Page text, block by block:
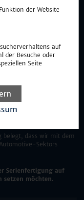
für die
hauptverantwortlich
CONCAD ist exorbitant.
lagern wir
externe Partner aus.
belegt, dass wir mit dem
Sektors
Serienfertigung auf
setzen möchten.
der Website
auf
der Besuche oder
Seite